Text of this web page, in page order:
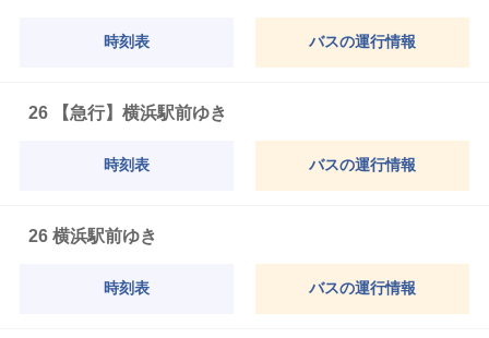
時刻表 バスの運行情報
26 【急行】横浜駅前ゆき
時刻表 バスの運行情報
26 横浜駅前ゆき
時刻表 バスの運行情報